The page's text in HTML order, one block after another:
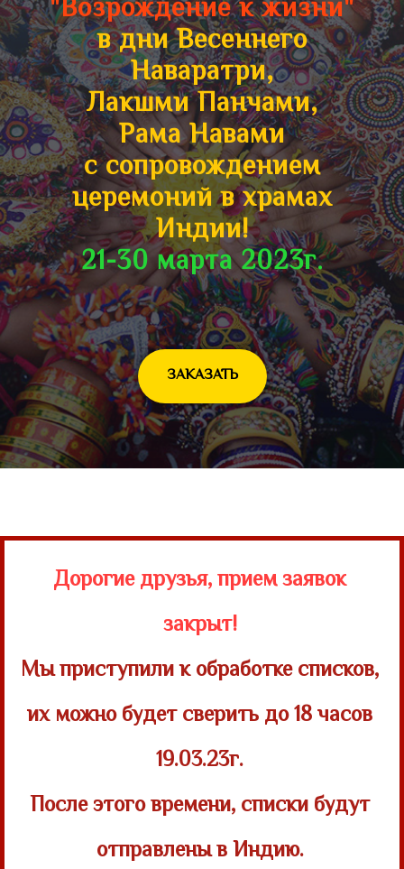
"Возрождение к жизни"
в дни Весеннего
Наваратри,
Лакшми Панчами,
Рама Навами
с сопровождением
церемоний в храмах
Индии!
21-30 марта 2023г.
ЗАКАЗАТЬ
Дорогие друзья, прием заявок
закрыт!
Мы приступили к обработке списков,
их можно будет сверитьдо 18 часов
19.03.23г.
После этого времени, списки будут
отправлены в Индию.